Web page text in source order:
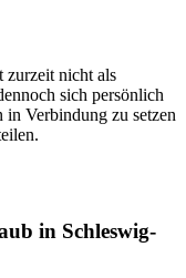
zurzeit nicht als
sich persönlich
Verbindung zu setzen
in Schleswig-